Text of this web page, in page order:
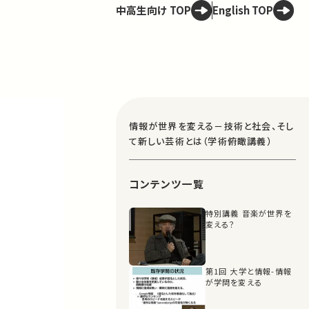
中高生向け TOP English TOP
情報が世界を変える－技術と社会、そし
て新しい芸術とは（学術俯瞰講義）
コンテンツ一覧
特別講義 音楽が世界を
変える？
第1回 大学と情報-情報
が学問を変える